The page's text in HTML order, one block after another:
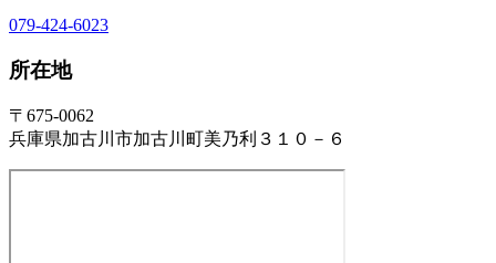
079-424-6023
所在地
〒675-0062
兵庫県加古川市加古川町美乃利３１０－６